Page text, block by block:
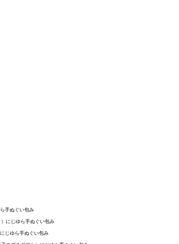
手ぬぐい包み
にじゆら手ぬぐい包み
じゆら手ぬぐい包み